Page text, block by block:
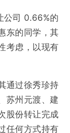
公司 0.66%的
东的同学，其
考虑，以现有
通过徐秀珍持
苏州元渡、建
股份转让完成
任何方式持有